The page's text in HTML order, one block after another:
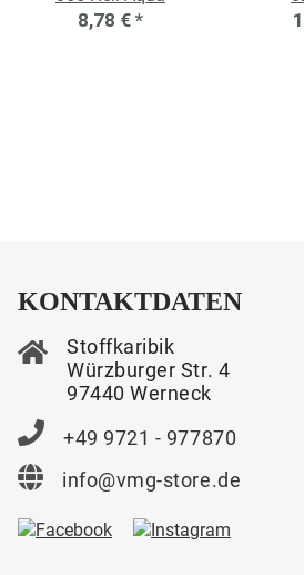
8,78 € *
KONTAKTDATEN
Stoffkaribik
Würzburger Str. 4
97440 Werneck
+49 9721 - 977870
info@vmg-store.de